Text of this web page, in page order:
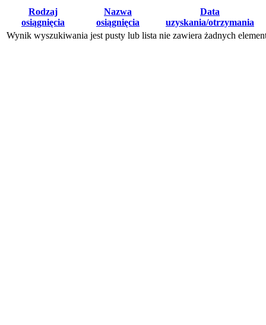
Rodzaj
osiągnięcia
Nazwa
osiągnięcia
Data
uzyskania/otrzymania
Wynik wyszukiwania jest pusty lub lista nie zawiera żadnych